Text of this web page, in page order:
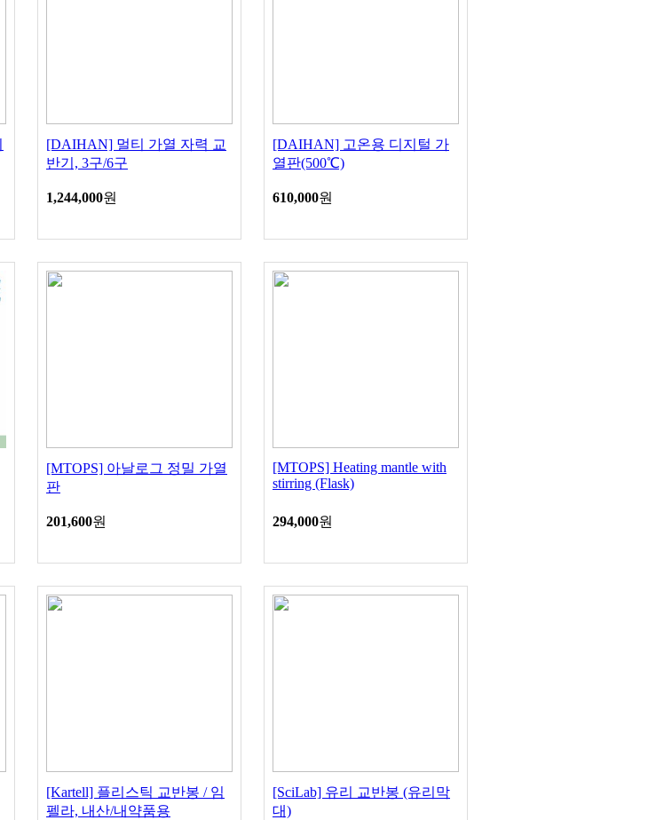
[DAIHAN] 멀티 가열 자력 교
반기, 3구/6구
1,244,000원
[DAIHAN] 고온용 디지털 가
열판(500℃)
610,000원
[MTOPS] 아날로그 정밀 가열
판
201,600원
[MTOPS] Heating mantle with
stirring (Flask)
294,000원
[Kartell] 플리스틱 교반봉 / 임
펠라, 내산/내약품용
[SciLab] 유리 교반봉 (유리막
대)